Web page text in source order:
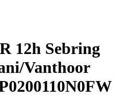
12h Sebring
Vanthoor